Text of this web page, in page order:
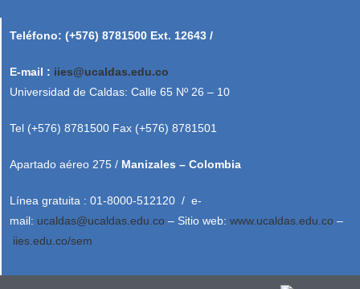
Teléfono: (+576) 8781500 Ext. 12643 /
E-mail : iies@ucaldas.edu.co
Universidad de Caldas: Calle 65 Nº 26 – 10
Tel (+576) 8781500 Fax (+576) 8781501
Apartado aéreo 275 / Manizales – Colombia
Línea gratuita : 01-8000-512120 / e-
mail: ucaldas@ucaldas.edu.co – Sitio web: www.ucaldas.edu.co –
iies.edu.co/sem